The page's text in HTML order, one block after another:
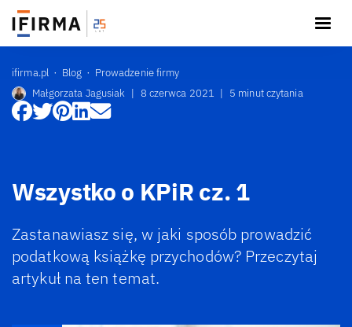
ifirma.pl Blog
Prowadzenie firmy
Małgorzata Jagusiak | 8 czerwca 2021 | 5 minut czytania
Wszystko o KPiR cz. 1
Zastanawiasz się, w jaki sposób prowadzić
podatkową książkę przychodów? Przeczytaj
artykuł na ten temat.